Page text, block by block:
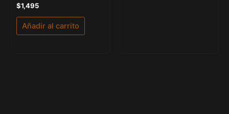
Valorado
con
5.00
de 5
$1,495
Añadir al carrito